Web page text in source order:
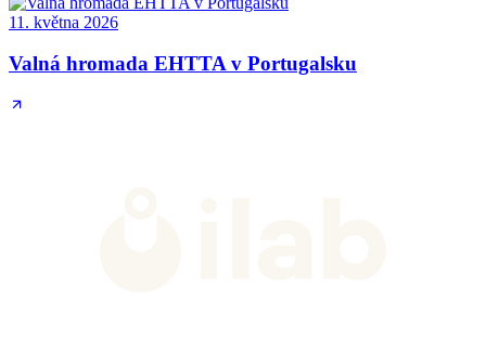
11. května 2026
Valná hromada EHTTA v Portugalsku